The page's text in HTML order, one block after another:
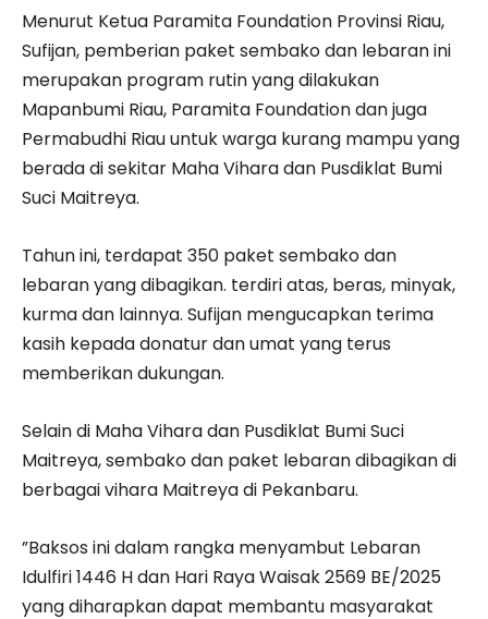
Menurut Ketua Paramita Foundation Provinsi Riau,
Sufijan, pemberian paket sembako dan lebaran ini
merupakan program rutin yang dilakukan
Mapanbumi Riau, Paramita Foundation dan juga
Permabudhi Riau untuk warga kurang mampu yang
berada di sekitar Maha Vihara dan Pusdiklat Bumi
Suci Maitreya.
Tahun ini, terdapat 350 paket sembako dan
lebaran yang dibagikan. terdiri atas, beras, minyak,
kurma dan lainnya. Sufijan mengucapkan terima
kasih kepada donatur dan umat yang terus
memberikan dukungan.
Selain di Maha Vihara dan Pusdiklat Bumi Suci
Maitreya, sembako dan paket lebaran dibagikan di
berbagai vihara Maitreya di Pekanbaru.
”Baksos ini dalam rangka menyambut Lebaran
Idulfiri 1446 H dan Hari Raya Waisak 2569 BE/2025
yang diharapkan dapat membantu masyarakat